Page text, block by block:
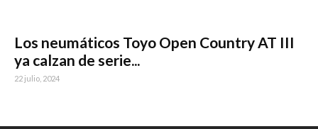
Los neumáticos Toyo Open Country AT III
ya calzan de serie...
22 julio, 2024